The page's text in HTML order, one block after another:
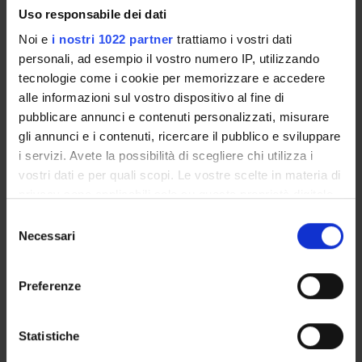
Uso responsabile dei dati
Noi e i nostri 1022 partner trattiamo i vostri dati
personali, ad esempio il vostro numero IP, utilizzando
tecnologie come i cookie per memorizzare e accedere
alle informazioni sul vostro dispositivo al fine di
pubblicare annunci e contenuti personalizzati, misurare
gli annunci e i contenuti, ricercare il pubblico e sviluppare
i servizi. Avete la possibilità di scegliere chi utilizza i
vostri dati e per quali scopi. Le vostre scelte in materia di
modificare o revocare il proprio consenso in qualsiasi
momento dalla Dichiarazione sui cookie o facendo clic
raccogliere informazioni sulla tua posizione
geografica, con un'approssimazione di qualche
delNecessari
Preferenze
Statistiche
ORGANIZZAZIONE
GOVERNANCE
COMMISSIONI
UFFICI E STRUTTURE DI SERVIZIO
CENTRI